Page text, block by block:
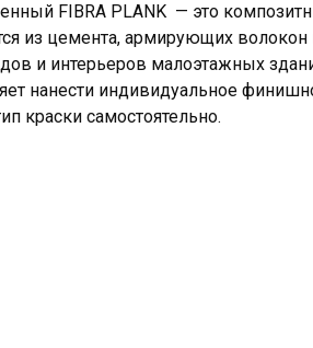
FIBRA PLANK — это
из цемента, армирующих
и интерьеров малоэтажных
нанести индивидуальное
краски самостоятельно.